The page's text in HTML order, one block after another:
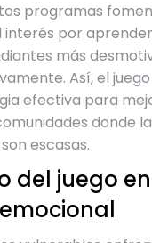
programas
interés por
más
Así, el
efectiva para
donde
escasas.
del juego